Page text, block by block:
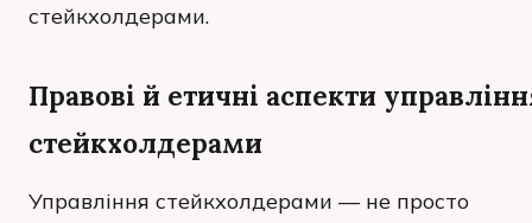
стейкхолдерами.
Правові й етичні аспекти
стейкхолдерами
Управління стейкхолдерами — не просто